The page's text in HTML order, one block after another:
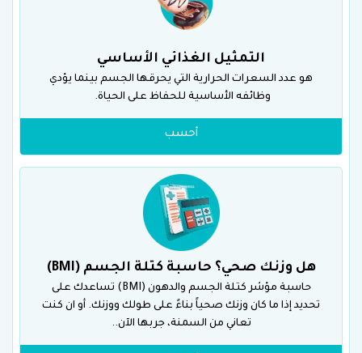
التمثيل الغذائي الأساسي
هو عدد السعرات الحرارية التي يحرقها الجسم بينما يؤدي
وظائفه الأساسية للحفاظ على الحياة.
أحسب
هل وزنك صحي؟ حاسبة كتلة الجسم (BMI)
حاسبة مؤشر كتلة الجسم والدهون (BMI) تساعدك على
تحديد إذا ما كان وزنك صحياً بناءً على طولك ووزنك. أو ان كنت
تعاني من السمنة، جربها الآن..